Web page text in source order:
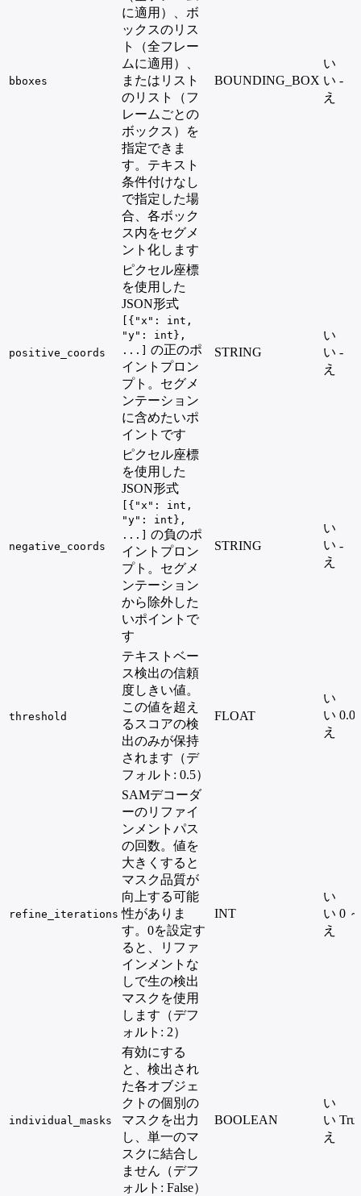
bboxes
に適用）、ボ
ックスのリス
ト（全フレー
ムに適用）、
またはリスト
のリスト（フ
レームごとの
ボックス）を
指定できま
す。テキスト
条件付けなし
で指定した場
合、各ボック
ス内をセグメ
ント化します
BOUNDING_BOX
い
い
え
-
positive_coords
ピクセル座標
を使用した
JSON形式
[{"x": int,
"y": int},
...]
の正のポ
イントプロン
プト。セグメ
ンテーション
に含めたいポ
イントです
STRING
い
い
え
-
negative_coords
ピクセル座標
を使用した
JSON形式
[{"x": int,
"y": int},
...]
の負のポ
イントプロン
プト。セグメ
ンテーション
から除外した
いポイントで
す
STRING
い
い
え
-
threshold
テキストベー
ス検出の信頼
度しきい値。
この値を超え
るスコアの検
出のみが保持
されます（デ
フォルト: 0.5）
FLOAT
い
い
え
0.0
refine_iterations
SAMデコーダ
ーのリファイ
ンメントパス
の回数。値を
大きくすると
マスク品質が
向上する可能
性がありま
す。0を設定す
ると、リファ
インメントな
しで生の検出
マスクを使用
します（デフ
ォルト: 2）
INT
い
い
え
0
individual_masks
有効にする
と、検出され
た各オブジェ
クトの個別の
マスクを出力
し、単一のマ
スクに結合し
ません（デフ
ォルト: False）
BOOLEAN
い
い
え